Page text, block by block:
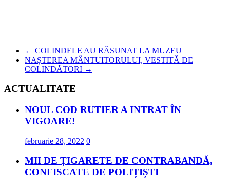
← COLINDELE AU RĂSUNAT LA MUZEU
NAȘTEREA MÂNTUITORULUI, VESTITĂ DE
COLINDĂTORI →
ACTUALITATE
NOUL COD RUTIER A INTRAT ÎN
VIGOARE!
februarie 28, 2022 0
MII DE ȚIGARETE DE CONTRABANDĂ,
CONFISCATE DE POLIȚIȘTI